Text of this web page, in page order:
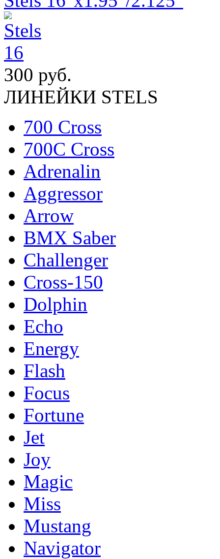
300 руб.
ЛИНЕЙКИ STELS
700 Cross
700C Cross
Adrenalin
Aggressor
Arrow
BMX Saber
Challenger
Cross-150
Dolphin
Echo
Energy
Flash
Focus
Fortune
Jet
Joy
Magic
Miss
Mustang
Navigator